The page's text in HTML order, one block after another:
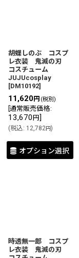
胡蝶しのぶ コスプ
レ衣装 鬼滅の刃
コスチューム
JUJUcosplay
[DM10192]
11,620円 (税別)
通常販売価格:
13,670 円]
(税込: 12,782円)
オプション選択
時透無一郎 コスプ
レ衣装 鬼滅の刃